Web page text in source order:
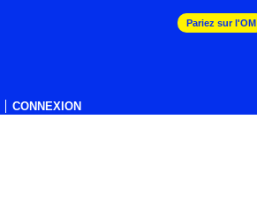
CONNEXION
Pariez sur l'OM